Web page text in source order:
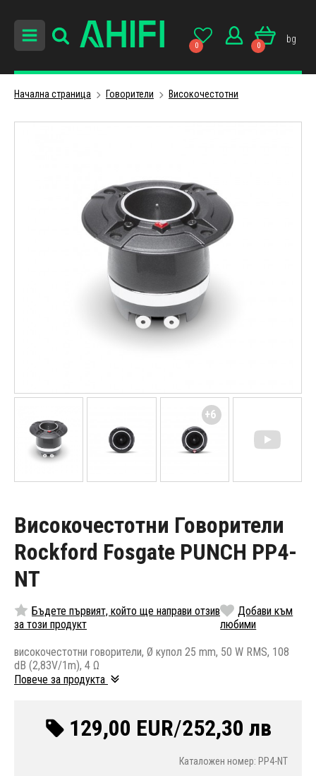
0 0
bg
Начална страница Говорители Високочестотни
Високочестотни Говорители
Rockford Fosgate PUNCH PP4-
NT
Бъдете първият, който ще направи отзив
за този продукт
Добави към
любими
високочестотни говорители, Ø купол 25 mm, 50 W RMS, 108
dB (2,83V/1m), 4 Ω
Повече за продукта
129,00 EUR/252,30 лв
Каталожен номер: PP4-NT
+6